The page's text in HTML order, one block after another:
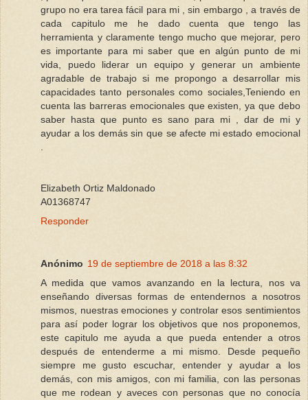
grupo no era tarea fácil para mi , sin embargo , a través de
cada capitulo me he dado cuenta que tengo las
herramienta y claramente tengo mucho que mejorar, pero
es importante para mi saber que en algún punto de mi
vida, puedo liderar un equipo y generar un ambiente
agradable de trabajo si me propongo a desarrollar mis
capacidades tanto personales como sociales,Teniendo en
cuenta las barreras emocionales que existen, ya que debo
saber hasta que punto es sano para mi , dar de mi y
ayudar a los demás sin que se afecte mi estado emocional
Elizabeth Ortiz Maldonado
A01368747
Responder
Anónimo 19 de septiembre de 2018 a las 8:32
A medida que vamos avanzando en la lectura, nos va
enseñando diversas formas de entendernos a nosotros
mismos, nuestras emociones y controlar esos sentimientos
para así poder lograr los objetivos que nos proponemos,
este capitulo me ayuda a que pueda entender a otros
después de entenderme a mi mismo. Desde pequeño
siempre me gusto escuchar, entender y ayudar a los
demás, con mis amigos, con mi familia, con las personas
que me rodean y aveces con personas que no conocía